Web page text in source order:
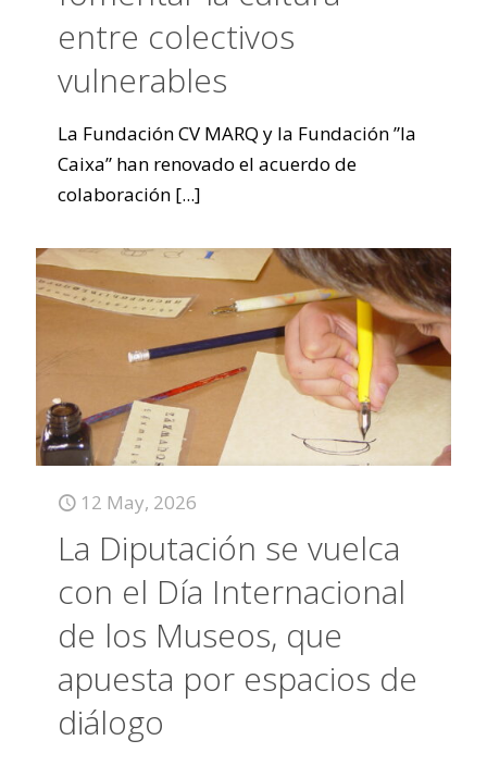
entre colectivos
vulnerables
La Fundación CV MARQ y la Fundación ”la
Caixa” han renovado el acuerdo de
colaboración [...]
12 May, 2026
La Diputación se vuelca
con el Día Internacional
de los Museos, que
apuesta por espacios de
diálogo